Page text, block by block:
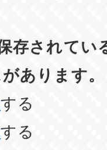
存されてい
あります。
する
する